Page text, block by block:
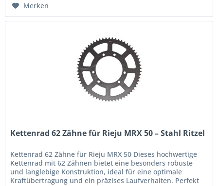
Merken
Kettenrad 62 Zähne für Rieju MRX 50 – Stahl Ritzel
Kettenrad 62 Zähne für Rieju MRX 50 Dieses hochwertige
Kettenrad mit 62 Zähnen bietet eine besonders robuste
und langlebige Konstruktion, ideal für eine optimale
Kraftübertragung und ein präzises Laufverhalten. Perfekt